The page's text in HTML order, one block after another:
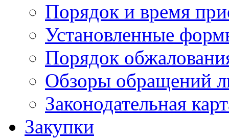
Порядок и время
Установленные
Порядок
Обзоры обращений
Законодательная
Закупки